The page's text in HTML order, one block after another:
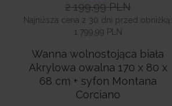
2 199,99 PLN
Najniższa cena z 30 dni przed obniżką:
1 799,99 PLN
Wanna wolnostojąca biała
Akrylowa owalna 170 x 80 x
68 cm + syfon Montana
Corciano